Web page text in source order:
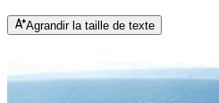
Agrandir la taille de texte